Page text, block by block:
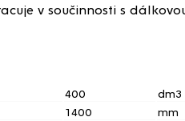
v součinnosti s
400
dm3
1400
mm